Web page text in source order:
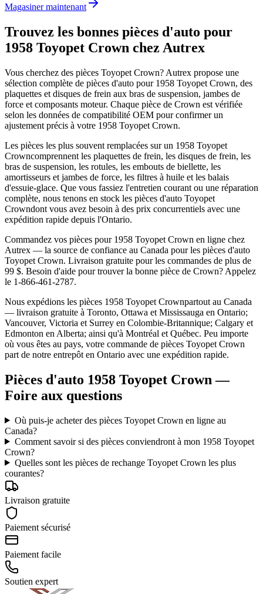
Magasiner maintenant
Trouvez les bonnes pièces d'auto pour
1958 Toyopet Crown chez Autrex
Vous cherchez des pièces Toyopet Crown? Autrex propose une
sélection complète de pièces d'auto pour 1958 Toyopet Crown, des
plaquettes et disques de frein aux bras de suspension, jambes de
force et composants moteur. Chaque pièce de Crown est vérifiée
selon les données de compatibilité OEM pour confirmer un
ajustement précis à votre 1958 Toyopet Crown.
Les pièces les plus souvent remplacées sur un 1958 Toyopet
Crowncomprennent les plaquettes de frein, les disques de frein, les
bras de suspension, les rotules, les embouts de biellette, les
amortisseurs et jambes de force, les filtres à huile et les balais
d'essuie-glace. Que vous fassiez l'entretien courant ou une réparation
complète, nous tenons en stock les pièces d'auto Toyopet
Crowndont vous avez besoin à des prix concurrentiels avec une
expédition rapide depuis l'Ontario.
Commandez vos pièces pour 1958 Toyopet Crown en ligne chez
Autrex — la source de confiance au Canada pour les pièces d'auto
Toyopet Crown. Livraison gratuite pour les commandes de plus de
99 $. Besoin d'aide pour trouver la bonne pièce de Crown? Appelez
le 1-866-461-2787.
Nous expédions les pièces 1958 Toyopet Crownpartout au Canada
— livraison gratuite à Toronto, Ottawa et Mississauga en Ontario;
Vancouver, Victoria et Surrey en Colombie-Britannique; Calgary et
Edmonton en Alberta; ainsi qu'à Montréal et Québec. Peu importe
où vous êtes au pays, votre commande de pièces Toyopet Crown
part de notre entrepôt en Ontario avec une expédition rapide.
Pièces d'auto 1958 Toyopet Crown —
Foire aux questions
Où puis-je acheter des pièces Toyopet Crown en ligne au
Canada?
Comment savoir si des pièces conviendront à mon 1958 Toyopet
Crown?
Quelles sont les pièces de rechange Toyopet Crown les plus
courantes?
Livraison gratuite
Paiement sécurisé
Paiement facile
Soutien expert